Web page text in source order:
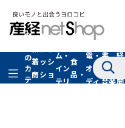
全
の
カ
テ
着
商
品
フ
ッ
シ
ョ
フ
ァ
シ
ョ
ン
ム・
イン
テリ
グル
食
品・
ドリ
家
電・
オー
ディ
書
籍・
音楽
経
聞